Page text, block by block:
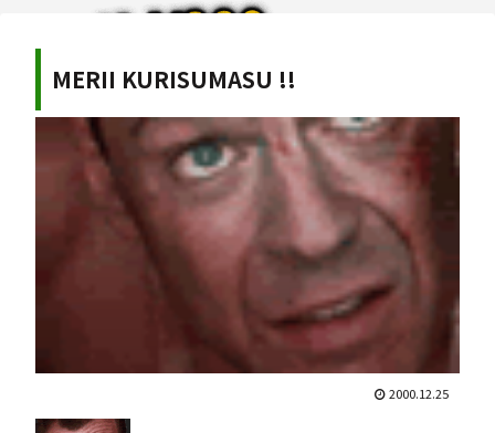
MERII KURISUMASU !!
2000.12.25